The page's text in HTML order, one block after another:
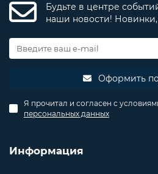
Будьте в центре
наши новости!
Оформить
Я прочитал и согласен с
персональных данных
Информация